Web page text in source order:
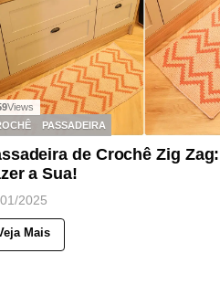
Views
PASSADEIRA
de Crochê Zig
a Sua!
2025
Mais